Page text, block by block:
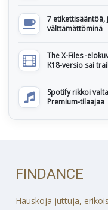
7
välttämättöminä
The X-Files -
K18-versio sai
Spotify rikkoi
Premium-tilaajaa
FINDANCE
Hauskoja juttuja,